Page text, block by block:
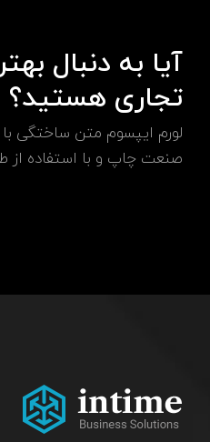
آیا به دنبال
تجاری هستید؟
لورم ایپسوم متن ساختگی با
صنعت چاپ و با استفاده از